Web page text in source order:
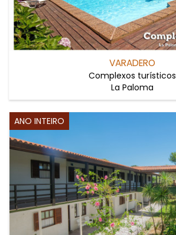
VARADERO
Complexos turísticos
La Paloma
ANO INTEIRO